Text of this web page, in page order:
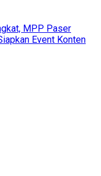
MPP Paser
Event Konten